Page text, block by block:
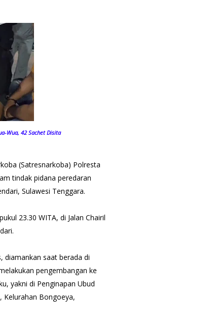
Wua, 42 Sachet Disita
(Satresnarkoba) Polresta
tindak pidana peredaran
Sulawesi Tenggara.
23.30 WITA, di Jalan Chairil
diamankan saat berada di
pengembangan ke
yakni di Penginapan Ubud
Kelurahan Bongoeya,